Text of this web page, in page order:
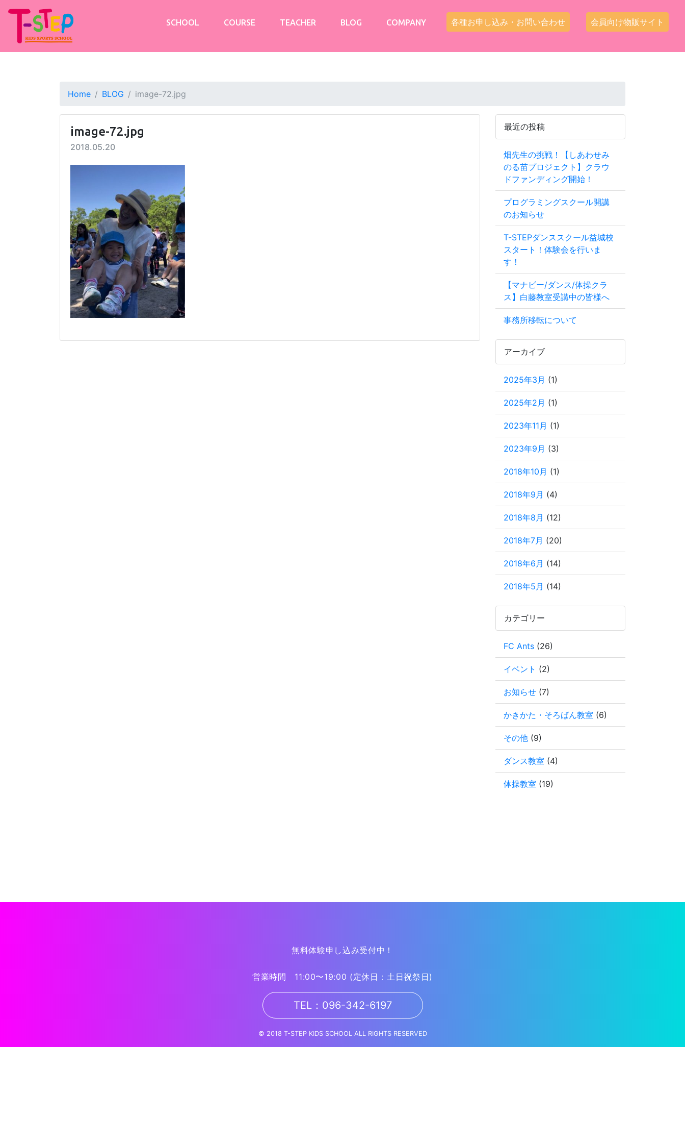
SCHOOL COURSE TEACHER BLOG COMPANY 各種お申し込み・お問い合わせ 会員向け物販サイト
Home BLOG image-72.jpg
image-72.jpg
2018.05.20
最近の投稿
畑先生の挑戦！【しあわせみ
のる苗プロジェクト】クラウ
ドファンディング開始！
プログラミングスクール開講
のお知らせ
T-STEPダンススクール益城校
スタート！体験会を行いま
す！
【マナビー/ダンス/体操クラ
ス】白藤教室受講中の皆様へ
事務所移転について
アーカイブ
2025年3月 (1)
2025年2月 (1)
2023年11月 (1)
2023年9月 (3)
2018年10月 (1)
2018年9月 (4)
2018年8月 (12)
2018年7月 (20)
2018年6月 (14)
2018年5月 (14)
カテゴリー
FC Ants (26)
イベント (2)
お知らせ (7)
かきかた・そろばん教室 (6)
その他 (9)
ダンス教室 (4)
体操教室 (19)
無料体験申し込み受付中！
営業時間 11:00〜19:00 (定休日：土日祝祭日)
TEL：096-342-6197
© 2018 T-STEP KIDS SCHOOL ALL RIGHTS RESERVED